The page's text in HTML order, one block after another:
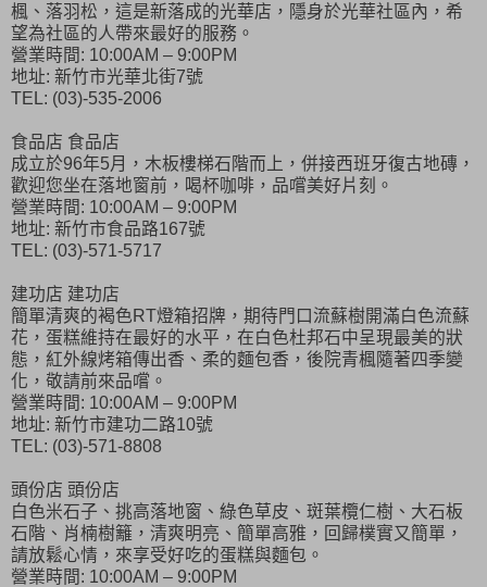
楓、落羽松，這是新落成的光華店，隱身於光華社區內，希
望為社區的人帶來最好的服務。
營業時間: 10:00AM – 9:00PM
地址: 新竹市光華北街7號
TEL: (03)-535-2006
食品店 食品店
成立於96年5月，木板樓梯石階而上，併接西班牙復古地磚，
歡迎您坐在落地窗前，喝杯咖啡，品嚐美好片刻。
營業時間: 10:00AM – 9:00PM
地址: 新竹市食品路167號
TEL: (03)-571-5717
建功店 建功店
簡單清爽的褐色RT燈箱招牌，期待門口流蘇樹開滿白色流蘇
花，蛋糕維持在最好的水平，在白色杜邦石中呈現最美的狀
態，紅外線烤箱傳出香、柔的麵包香，後院青楓隨著四季變
化，敬請前來品嚐。
營業時間: 10:00AM – 9:00PM
地址: 新竹市建功二路10號
TEL: (03)-571-8808
頭份店 頭份店
白色米石子、挑高落地窗、綠色草皮、斑葉欖仁樹、大石板
石階、肖楠樹籬，清爽明亮、簡單高雅，回歸樸實又簡單，
請放鬆心情，來享受好吃的蛋糕與麵包。
營業時間: 10:00AM – 9:00PM